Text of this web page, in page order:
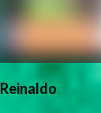
Reinaldo